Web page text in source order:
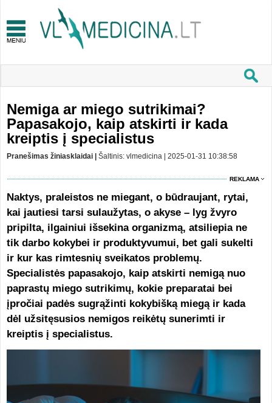
Nemiga ar miego sutrikimai?
Papasakojo, kaip atskirti ir kada
kreiptis į specialistus
Pranešimas žiniasklaidai | Šaltinis: vlmedicina | 2025-01-31 10:38:58
REKLAMA
Naktys, praleistos ne miegant, o būdraujant, rytai,
kai jautiesi tarsi sulaužytas, o akyse – lyg žvyro
pripilta, ilgainiui išsekina organizmą, atsiliepia ne
tik darbo kokybei ir produktyvumui, bet gali sukelti
ir kur kas rimtesnių sveikatos problemų.
Specialistės papasakojo, kaip atskirti nemigą nuo
paprastų miego sutrikimų, kokie preparatai bei
įpročiai padės sugrąžinti kokybišką miegą ir kada
dėl užsitęsusios nemigos reikėtų sunerimti ir
kreiptis į specialistus.